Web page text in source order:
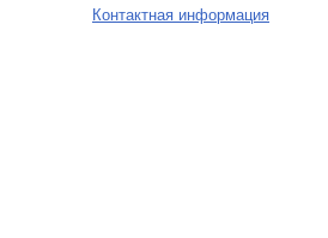
Контактная информация